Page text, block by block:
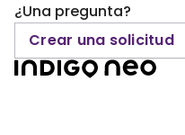
¿Una pregunta?
Crear una solicitud